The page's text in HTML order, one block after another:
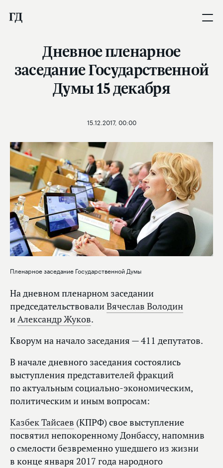
Дневное пленарное
заседание Государственной
Думы 15 декабря
15.12.2017, 00:00
Пленарное заседание Государственной Думы
На дневном пленарном заседании
председательствовалиВячеслав Володин
иАлександр Жуков.
Кворум на начало заседания — 411 депутатов.
В начале дневного заседания состоялись
выступления представителей фракций
по актуальным социально-экономическим,
политическим и иным вопросам:
Казбек Тайсаев (КПРФ) свое выступление
посвятил непокоренному Донбассу, напомнив
о смелости безвременно ушедшего из жизни
в конце января 2017 года народного